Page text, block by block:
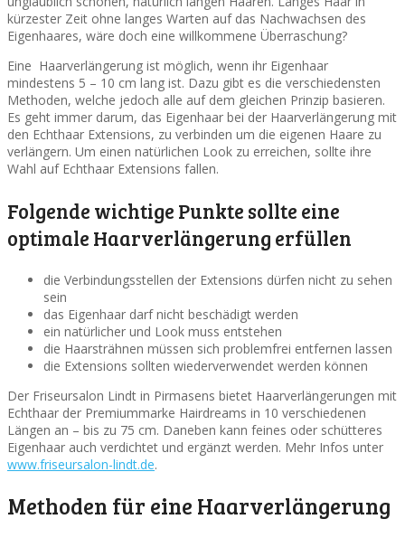
kürzester Zeit ohne langes Warten auf das Nachwachsen des
Eigenhaares, wäre doch eine willkommene Überraschung?
Eine Haarverlängerung ist möglich, wenn ihr Eigenhaar
mindestens 5 – 10 cm lang ist. Dazu gibt es die verschiedensten
Methoden, welche jedoch alle auf dem gleichen Prinzip basieren.
Es geht immer darum, das Eigenhaar bei der Haarverlängerung mit
den Echthaar Extensions, zu verbinden um die eigenen Haare zu
verlängern. Um einen natürlichen Look zu erreichen, sollte ihre
Wahl auf Echthaar Extensions fallen.
Folgende wichtige Punkte sollte eine
optimale Haarverlängerung erfüllen
die Verbindungsstellen der Extensions dürfen nicht zu sehen
sein
das Eigenhaar darf nicht beschädigt werden
ein natürlicher und Look muss entstehen
die Haarsträhnen müssen sich problemfrei entfernen lassen
die Extensions sollten wiederverwendet werden können
Der Friseursalon Lindt in Pirmasens bietet Haarverlängerungen mit
Echthaar der Premiummarke Hairdreams in 10 verschiedenen
Längen an – bis zu 75 cm. Daneben kann feines oder schütteres
Eigenhaar auch verdichtet und ergänzt werden. Mehr Infos unter
www.friseursalon-lindt.de.
Methoden für eine Haarverlängerung